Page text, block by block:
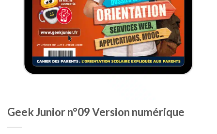
Geek Junior n°09 Version numérique